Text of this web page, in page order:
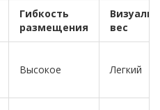
Гибкость
размещения
вес
Высокое Легкий